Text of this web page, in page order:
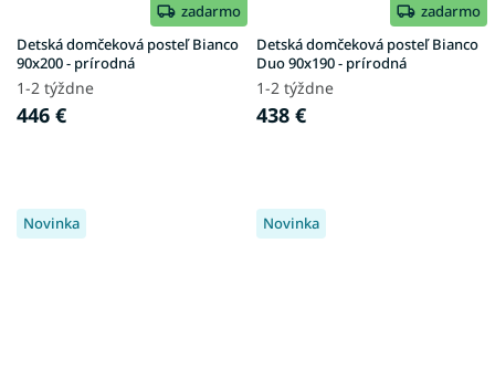
zadarmo
Detská domčeková posteľ Bianco
90x200 - prírodná
1-2 týždne
446 €
zadarmo
Detská domčeková posteľ Bianco
Duo 90x190 - prírodná
1-2 týždne
438 €
Novinka Novinka